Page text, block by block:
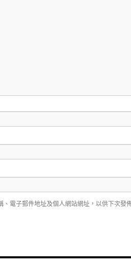
、電子郵件地址及個人網站網址，以供下次發